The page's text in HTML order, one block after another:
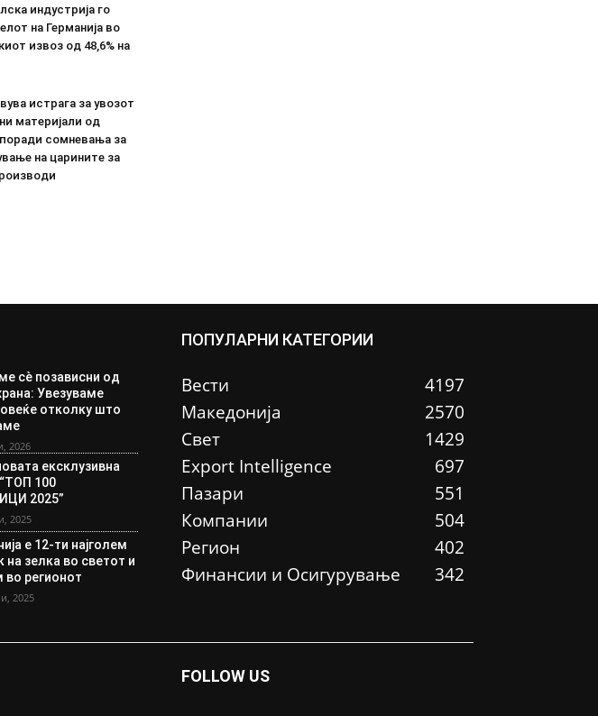
индустрија го
на Германија во
извоз од 48,6% на
истрага за увозот
материјали од
сомневања за
на царините за
сè позависни од
Увезуваме
отколку што
2026
ексклузивна
100
2025”
2025
е 12-ти најголем
на зелка во светот и
во регионот
2025
ПОПУЛАРНИ КАТЕГОРИИ
Вести
4197
Македонија
2570
Свет
1429
Еxport Intelligence
697
Пазари
551
Компании
504
Регион
402
Финансии и Осигурување
342
FOLLOW US